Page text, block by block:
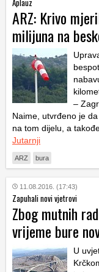
Aplauz
ARZ: Krivo
milijuna na
–
Naime, utvrđeno je
na tom dijelu, a
Jutarnji
ARZ bura
11.08.2016. (17:43)
Zapuhali novi vjetrovi
Zbog mutnih
vrijeme bure
U